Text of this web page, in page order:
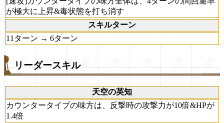
が極大に上昇&毒状態を打ち消す
スキルターン
11ターン → 6ターン
リーダースキル
天空の英知
カウンタータイプの味方は、反撃時の攻撃力が10倍&HPが
1.4倍